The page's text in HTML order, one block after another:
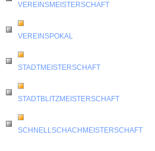
VEREINSMEISTERSCHAFT
VEREINSPOKAL
STADTMEISTERSCHAFT
STADTBLITZMEISTERSCHAFT
SCHNELLSCHACHMEISTERSCHAFT